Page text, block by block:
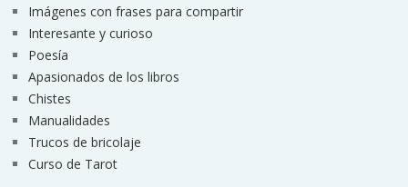
Imágenes con frases para compartir
Interesante y curioso
Poesía
Apasionados de los libros
Chistes
Manualidades
Trucos de bricolaje
Curso de Tarot